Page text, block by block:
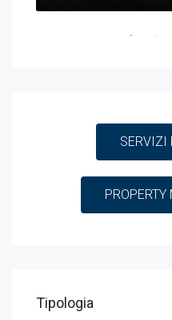
SERVIZI
Tipologia